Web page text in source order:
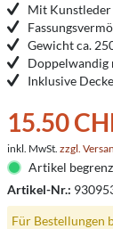
Mit
Gewicht ca.
Doppelwandig
Inklusive
15.50
inkl. MwSt. zzgl.
Artikel
Artikel-Nr.:
Für Bestellungen